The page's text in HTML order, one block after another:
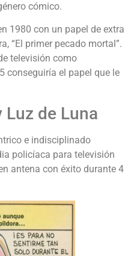
cómico.
1980 con un papel de extra
“El primer pecado mortal”.
televisión como
conseguiría el papel que le
Luz de Luna
e indisciplinado
policíaca para televisión
antena con éxito durante 4